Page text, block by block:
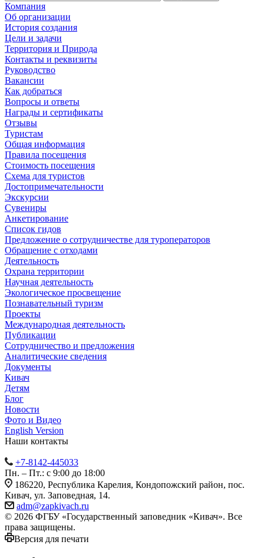
Компания
Об организации
История создания
Цели и задачи
Территория и Природа
Контакты и реквизиты
Руководство
Вакансии
Как добраться
Вопросы и ответы
Награды и сертификаты
Отзывы
Туристам
Общая информация
Правила посещения
Стоимость посещения
Схема для туристов
Достопримечательности
Экскурсии
Сувениры
Анкетирование
Список гидов
Предложение о сотрудничестве для туроператоров
Обращение с отходами
Деятельность
Охрана территории
Научная деятельность
Экологическое просвещение
Познавательный туризм
Проекты
Международная деятельность
Публикации
Сотрудничество и предложения
Аналитические сведения
Документы
Кивач
Детям
Блог
Новости
Фото и Видео
English Version
Наши контакты
+7-8142-445033
Пн. – Пт.: с 9:00 до 18:00
186220, Республика Карелия, Кондопожский район, пос.
Кивач, ул. Заповедная, 14.
adm@zapkivach.ru
© 2026 ФГБУ «Государственный заповедник «Кивач». Все
права защищены.
Версия для печати